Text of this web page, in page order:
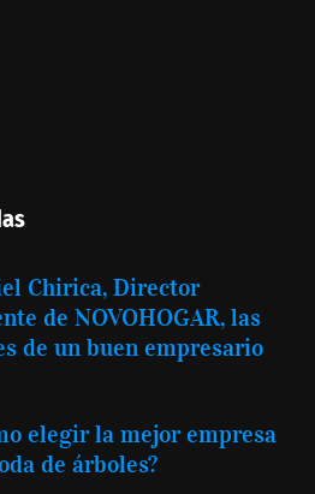
Chirica, Director
de NOVOHOGAR, las
de un buen empresario
elegir la mejor empresa
de árboles?